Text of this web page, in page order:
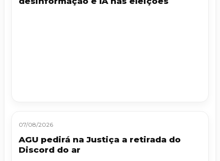
07/08/2026
AGU pedirá na Justiça a retirada do
Discord do ar